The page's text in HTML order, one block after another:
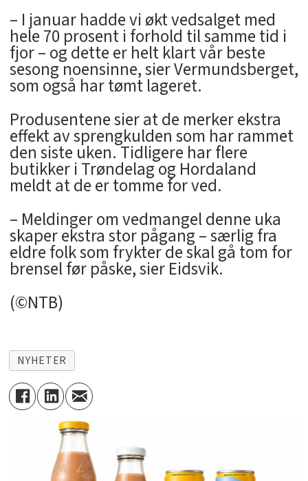
– I januar hadde vi økt vedsalget med
hele 70 prosent i forhold til samme tid i
fjor – og dette er helt klart vår beste
sesong noensinne, sier Vermundsberget,
som også har tømt lageret.
Produsentene sier at de merker ekstra
effekt av sprengkulden som har rammet
den siste uken. Tidligere har flere
butikker i Trøndelag og Hordaland
meldt at de er tomme for ved.
– Meldinger om vedmangel denne uka
skaper ekstra stor pågang – særlig fra
eldre folk som frykter de skal gå tom for
brensel før påske, sier Eidsvik.
(©NTB)
NYHETER